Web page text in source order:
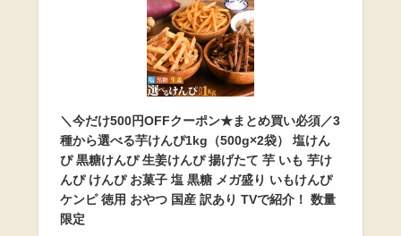
＼今だけ500円OFFクーポン★まとめ買い必須／3
種から選べる芋けんぴ1kg（500g×2袋） 塩けん
ぴ 黒糖けんぴ 生姜けんぴ 揚げたて 芋 いも 芋け
んぴ けんぴ お菓子 塩 黒糖 メガ盛り いもけんぴ
ケンピ 徳用 おやつ 国産 訳あり TVで紹介！ 数量
限定